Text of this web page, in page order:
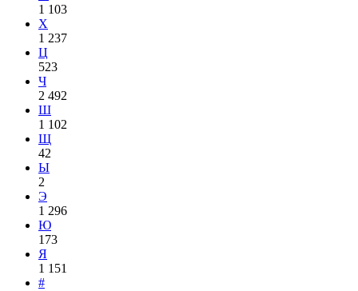
1 103
Х
1 237
Ц
523
Ч
2 492
Ш
1 102
Щ
42
Ы
2
Э
1 296
Ю
173
Я
1 151
#